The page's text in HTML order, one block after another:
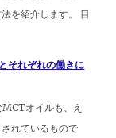
を紹介します。 目
それぞれの働きに
オイルも、え
れているもので